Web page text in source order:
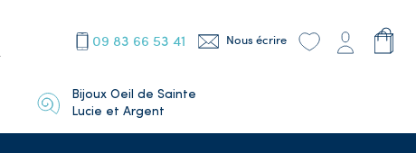
09 83 66 53 41 Nous écrire
Bijoux Oeil de Sainte
Lucie et Argent